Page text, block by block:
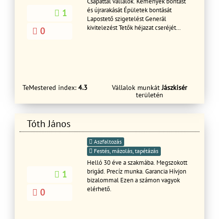
1
0
és újrarakását Épületek bontását
Lapostető szigetelést Generál
kivitelezést Tetők héjazat cseréjét
TeMestered index: 4.3 Vállalok munkátJászkisér
területén
Tóth János
1
0
Aszfaltozás
Festés, mázolás, tapétázás
Helló 30 éve a szakmába. Megszokott
brigád. Precíz munka. Garancia Hívjon
bizalommal Ezen a számon vagyok
elérhető.